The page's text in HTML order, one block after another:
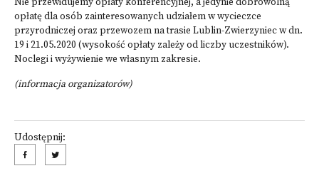
Nie przewidujemy opłaty konferencyjnej, a jedynie dobrowolną
opłatę dla osób zainteresowanych udziałem w wycieczce
przyrodniczej oraz przewozem na trasie Lublin-Zwierzyniec w dn.
19 i 21.05.2020 (wysokość opłaty zależy od liczby uczestników).
Noclegi i wyżywienie we własnym zakresie.
(informacja organizatorów)
Udostępnij: